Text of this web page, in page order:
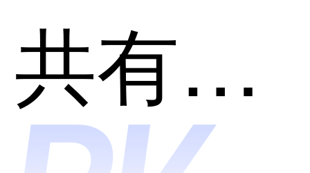
和
共有分类：产品全生命周期管理系统(PLM)